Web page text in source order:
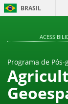
BRASIL
Programa de